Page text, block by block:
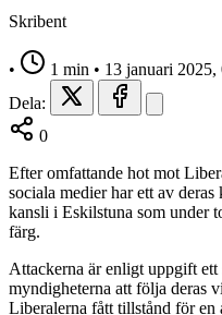
Skribent
• 1 min • 13 januari 2025,
Dela:
0
Efter omfattande hot mot
sociala medier har ett av
kansli i Eskilstuna som under
färg.
Attackerna är enligt uppgift ett
myndigheterna att följa deras
Liberalerna fått tillstånd för en